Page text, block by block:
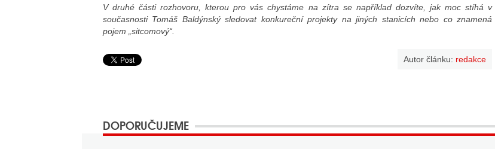
V druhé části rozhovoru, kterou pro vás chystáme na zítra se například dozvíte, jak moc stíhá v
současnosti Tomáš Baldýnský sledovat konkureční projekty na jiných stanicích nebo co znamená
pojem „sitcomový“.
Autor článku: redakce
DOPORUČUJEME